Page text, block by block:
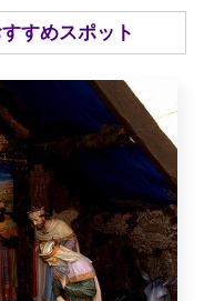
すめスポット